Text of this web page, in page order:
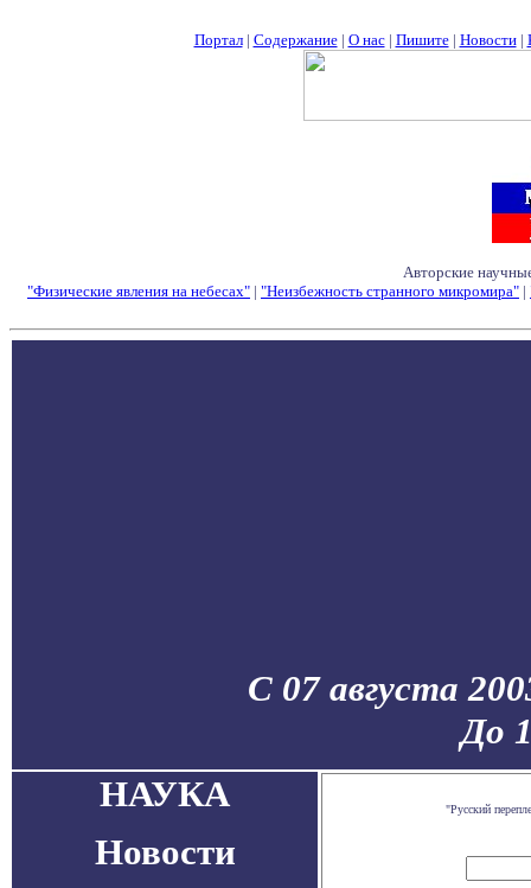
Портал| Содержание| О нас| Пишите| Новости|
Авторские
"Физические явления на небесах" | "Неизбежность странного микромира" |
С 07 августа
До
НАУКА
Новости
"Русский